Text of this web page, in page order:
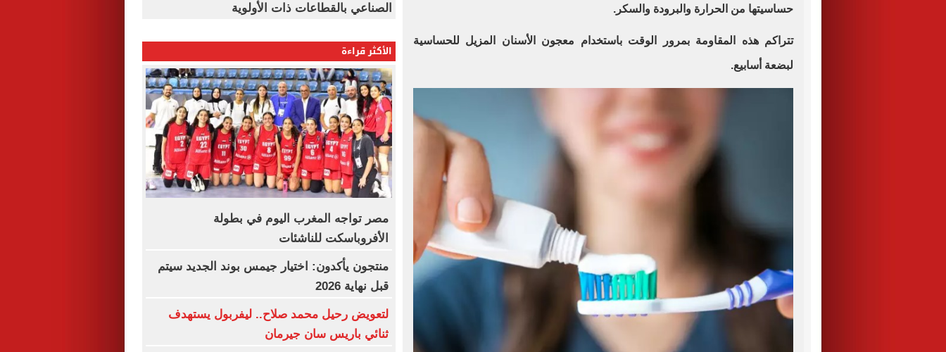
حساسيتها من الحرارة والبرودة والسكر.
تتراكم هذه المقاومة بمرور الوقت باستخدام معجون الأسنان المزيل للحساسية
لبضعة أسابيع.
الصناعي بالقطاعات ذات الأولوية
الأكثر قراءة
مصر تواجه المغرب اليوم في بطولة
الأفروباسكت للناشئات
منتجون يأكدون: اختيار جيمس بوند الجديد سيتم
قبل نهاية 2026
لتعويض رحيل محمد صلاح.. ليفربول يستهدف
ثنائي باريس سان جيرمان